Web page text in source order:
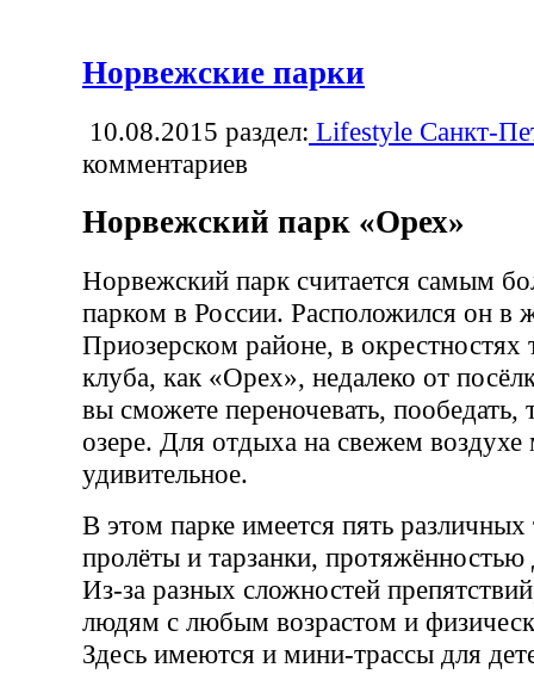
Норвежские парки
10.08.2015 раздел: Lifestyle Санкт-
комментариев
Норвежский парк «Орех»
Норвежский парк считается самым
парком в России. Расположился он в
Приозерском районе, в окрестностях
клуба, как «Орех», недалеко от
вы сможете переночевать, пообедать,
озере. Для отдыха на свежем воздухе
удивительное.
В этом парке имеется пять различных
пролёты и тарзанки, протяжённостью
Из-за разных сложностей
людям с любым возрастом и
Здесь имеются и мини-трассы для